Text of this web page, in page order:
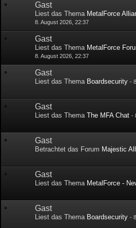
Gast
Liest das Thema MetalForce
8. August 2026, 22:37
Gast
Liest das Thema MetalForce
8. August 2026, 22:37
Gast
Liest das Thema Boardsecurity -
Gast
Liest das ThemaThe MFA Chat -
Gast
Betrachtet das Forum Majestic
Gast
Liest das Thema MetalForce -
Gast
Liest das Thema Boardsecurity -